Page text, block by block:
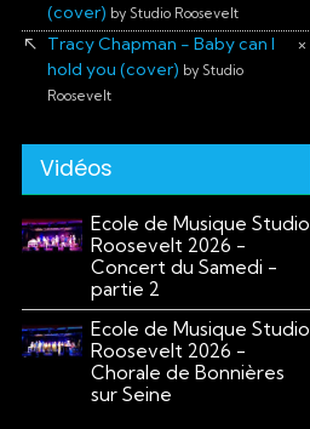
(cover) by Studio Roosevelt
×
Tracy Chapman - Baby can I
hold you (cover) by Studio
Roosevelt
Vidéos
Ecole de Musique Studio
Roosevelt 2026 -
Concert du Samedi -
partie 2
Ecole de Musique Studio
Roosevelt 2026 -
Chorale de Bonnières
sur Seine